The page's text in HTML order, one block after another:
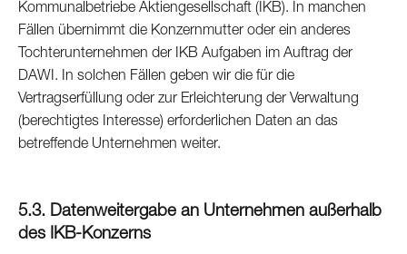
Kommunalbetriebe Aktiengesellschaft (IKB). In manchen
Fällen übernimmt die Konzernmutter oder ein anderes
Tochterunternehmen der IKB Aufgaben im Auftrag der
DAWI. In solchen Fällen geben wir die für die
Vertragserfüllung oder zur Erleichterung der Verwaltung
(berechtigtes Interesse) erforderlichen Daten an das
betreffende Unternehmen weiter.
5.3. Datenweitergabe an Unternehmen außerhalb
des IKB-Konzerns